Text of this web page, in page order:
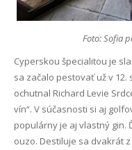
Foto: Sofia
Cyperskou špecialitou je
sa začalo pestovať už v
ochutnal Richard Levie
vín“. V súčasnosti si aj
populárny je aj vlastný gin.
ouzo. Destiluje sa dvakrát